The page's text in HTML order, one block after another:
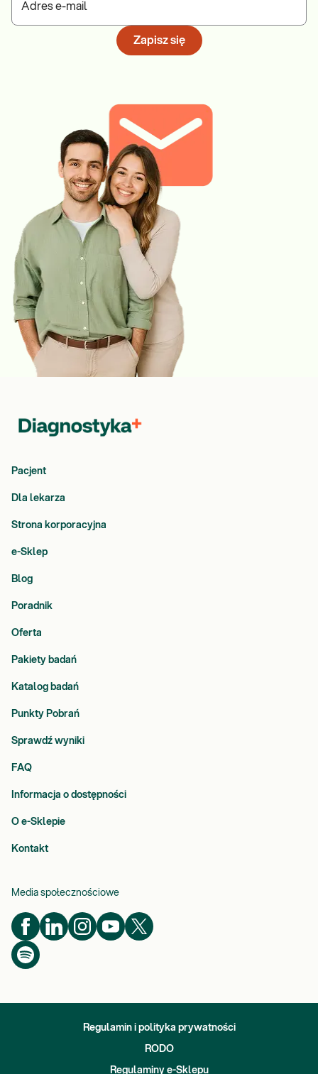
Adres e-mail
Zapisz się
Pacjent
Dla lekarza
Strona korporacyjna
e-Sklep
Blog
Poradnik
Oferta
Pakiety badań
Katalog badań
Punkty Pobrań
Sprawdź wyniki
FAQ
Informacja o dostępności
O e-Sklepie
Kontakt
Media społecznościowe
Regulamin i polityka prywatności
RODO
Regulaminy e-Sklepu